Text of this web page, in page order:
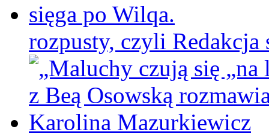
rozpusty, czyli Redakcja